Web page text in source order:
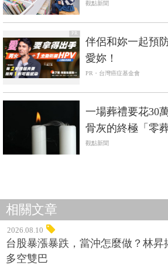
置，家庭也是
觀點新聞
PR
伴侶和妳一起預
愛妳！
PR・台灣癌症基金會
一場葬禮要花30
骨灰的終極「零
的重擔解放
觀點新聞
相關文章
2026.08.10
台股暴漲暴跌，當沖怎麼做？林
多空雙巴